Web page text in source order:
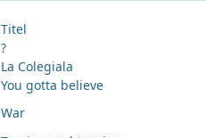
Titel
?
La Colegiala
You gotta believe
War